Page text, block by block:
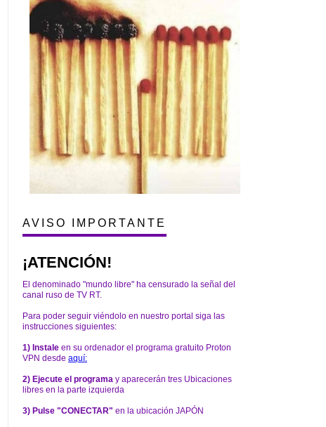
AVISO IMPORTANTE
¡ATENCIÓN!
El denominado "mundo libre" ha censurado la señal del
canal ruso de TV RT.
Para poder seguir viéndolo en nuestro portal siga las
instrucciones siguientes:
1) Instale en su ordenador el programa gratuito Proton
VPN desde aquí:
2) Ejecute el programa y aparecerán tres Ubicaciones
libres en la parte izquierda
3) Pulse "CONECTAR" en la ubicación JAPÓN